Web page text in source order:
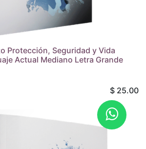
Protección, Seguridad y Vida
Actual Mediano Letra Grande
$ 25.00